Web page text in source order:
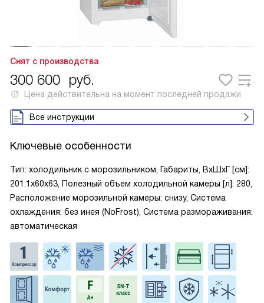
Снят с производства
300 600 руб.
Цена действительна на момент последней продажи
Все инструкции
Ключевые особенности
Тип: холодильник с морозильником, Габариты, ВxШxГ [см]:
201.1x60x63, Полезный объем холодильной камеры [л]: 280,
Расположение морозильной камеры: снизу, Система
охлаждения: без инея (NoFrost), Система размораживания:
автоматическая